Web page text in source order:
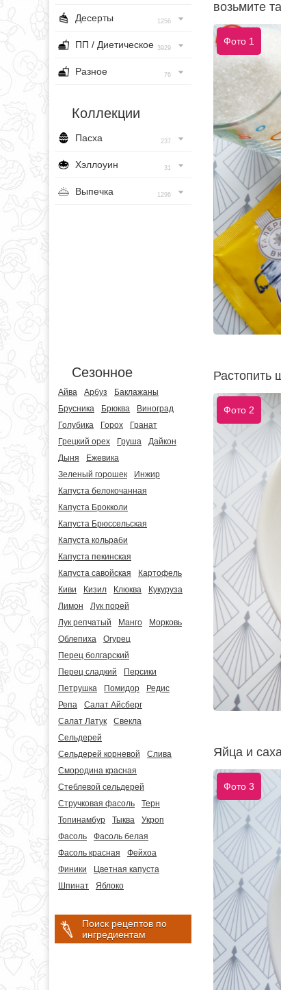
Десерты 1256
ПП / Диетическое 3929
Разное 76
Коллекции
Пасха 237
Хэллоуин 31
Выпечка 1296
Сезонное
Айва Арбуз
Баклажаны
Брусника
Брюква
Виноград
Голубика
Горох
Гранат
Грецкий орех
Груша
Дайкон
Дыня
Ежевика
Зеленый горошек
Инжир
Капуста белокочанная
Капуста Брокколи
Капуста Брюссельская
Капуста кольраби
Капуста пекинская
Капуста савойская
Картофель
Киви
Кизил Клюква
Кукуруза
Лимон
Лук порей
Лук репчатый
Манго
Морковь
Облепиха
Огурец
Перец болгарский
Перец сладкий
Персики
Петрушка
Помидор
Редис
Репа
Салат Айсберг
Салат Латук
Свекла
Сельдерей
Сельдерей корневой
Слива
Смородина красная
Стеблевой сельдерей
Стручковая фасоль
Терн
Топинамбур
Тыква
Укроп
Фасоль
Фасоль белая
Фасоль красная
Фейхоа
Финики
Цветная капуста
Шпинат
Яблоко
Поиск рецептов по
ингредиентам
возьмите
Фото 1
Растопить
Фото 2
Яйца и
Фото 3